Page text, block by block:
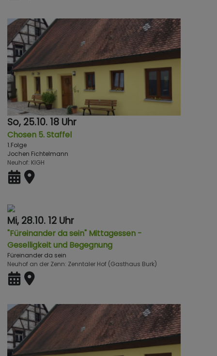
So, 25.10. 18 Uhr
Chosen 5. Staffel
1.Folge
Jochen Fichtelmann
Neuhof KlGH
Mi, 28.10. 12 Uhr
"Füreinander da sein" Mittagessen -
Geselligkeit und Begegnung
Füreinander da sein
Neuhof an der Zenn Zenntaler Hof (Gasthaus Burk)